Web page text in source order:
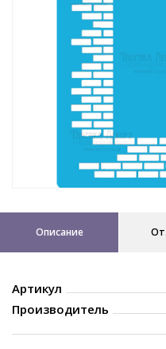
Описание
Артикул
Производитель